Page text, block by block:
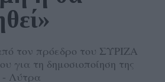
τον πρόεδρο του ΣΥΡΙΖΑ
για τη δημοσιοποίηση της
- Λύτρα